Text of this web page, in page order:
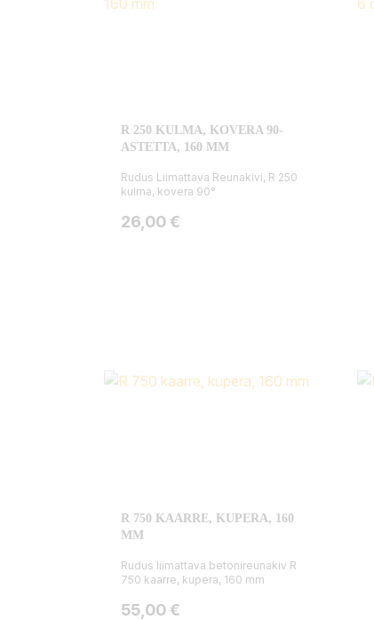
R 250 KULMA, KOVERA 90-
ASTETTA, 160 MM
Rudus Liimattava Reunakivi, R 250
kulma, kovera 90°
Hinta
26,00 €
R 750 KAARRE, KUPERA, 160
MM
Rudus liimattava betonireunakiv R
750 kaarre, kupera, 160 mm
Hinta
55,00 €